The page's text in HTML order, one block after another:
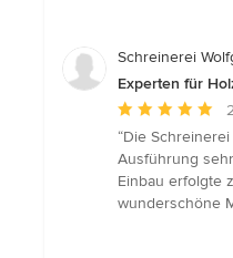
Schreinerei
Experten für
Bewertung:
5
von
5
“Die
Ausführung
Einbau erfolgte
wunderschöne